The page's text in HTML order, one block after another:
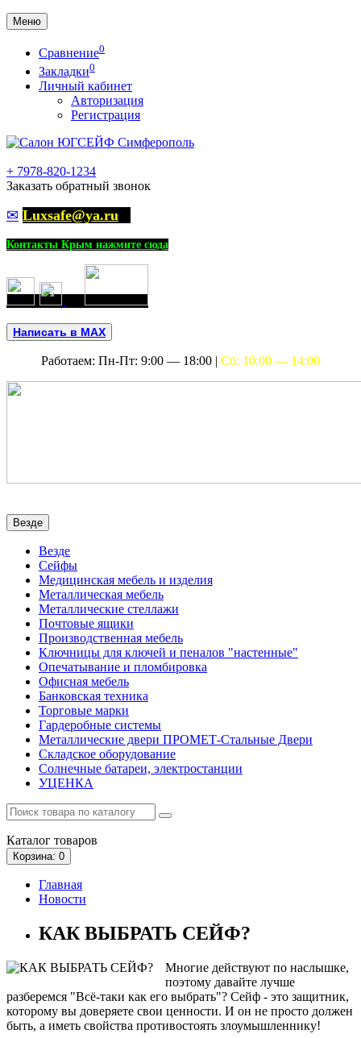
Меню
Сравнение0
Закладки0
Личный кабинет
Авторизация
Регистрация
+ 7978-820-1234
Заказать обратный звонок
✉ Luxsafe@ya.ru
Контакты Крым нажмите сюда
Написать в MAX
Работаем: Пн-Пт: 9:00 — 18:00 | Сб: 10:00 — 14:00
Везде
Везде
Сейфы
Медицинская мебель и изделия
Металлическая мебель
Металлические стеллажи
Почтовые ящики
Производственная мебель
Ключницы для ключей и пеналов "настенные"
Опечатывание и пломбировка
Офисная мебель
Банковская техника
Торговые марки
Гардеробные системы
Металлические двери ПРОМЕТ-Стальные Двери
Складское оборудование
Солнечные батареи, электростанции
УЦЕНКА
Каталог товаров
Корзина: 0
Главная
Новости
КАК ВЫБРАТЬ СЕЙФ?
Многие действуют по наслышке,
поэтому давайте лучше
разберемся "Всё-таки как его выбрать"? Сейф - это защитник,
которому вы доверяете свои ценности. И он не просто должен
быть, а иметь свойства противостоять злоумышленнику!